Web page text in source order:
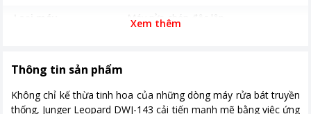
Loại máy
Máy rửa chén độc lập
Tiêu thụ nước
Công suất máy rửa
bát
1800W
Xem thêm
Thông tin sản phẩm
Không chỉ kế thừa tinh hoa của những dòng máy rửa bát truyền
thống, Junger Leopard DWJ-143 cải tiến mạnh mẽ bằng việc ứng